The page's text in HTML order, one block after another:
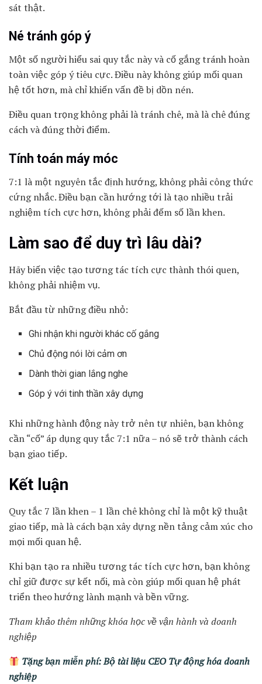
sát thật.
Né tránh góp ý
Một số người hiểu sai quy tắc này và cố gắng tránh hoàn
toàn việc góp ý tiêu cực. Điều này không giúp mối quan
hệ tốt hơn, mà chỉ khiến vấn đề bị dồn nén.
Điều quan trọng không phải là tránh chê, mà là chê đúng
cách và đúng thời điểm.
Tính toán máy móc
7:1 là một nguyên tắc định hướng, không phải công thức
cứng nhắc. Điều bạn cần hướng tới là tạo nhiều trải
nghiệm tích cực hơn, không phải đếm số lần khen.
Làm sao để duy trì lâu dài?
Hãy biến việc tạo tương tác tích cực thành thói quen,
không phải nhiệm vụ.
Bắt đầu từ những điều nhỏ:
Ghi nhận khi người khác cố gắng
Chủ động nói lời cảm ơn
Dành thời gian lắng nghe
Góp ý với tinh thần xây dựng
Khi những hành động này trở nên tự nhiên, bạn không
cần “cố” áp dụng quy tắc 7:1 nữa – nó sẽ trở thành cách
bạn giao tiếp.
Kết luận
Quy tắc 7 lần khen – 1 lần chê không chỉ là một kỹ thuật
giao tiếp, mà là cách bạn xây dựng nền tảng cảm xúc cho
mọi mối quan hệ.
Khi bạn tạo ra nhiều tương tác tích cực hơn, bạn không
chỉ giữ được sự kết nối, mà còn giúp mối quan hệ phát
triển theo hướng lành mạnh và bền vững.
Tham khảo thêm những khóa học về vận hành và doanh
nghiệp
Tặng bạn miễn phí: Bộ tài liệu CEO Tự động hóa doanh
nghiệp